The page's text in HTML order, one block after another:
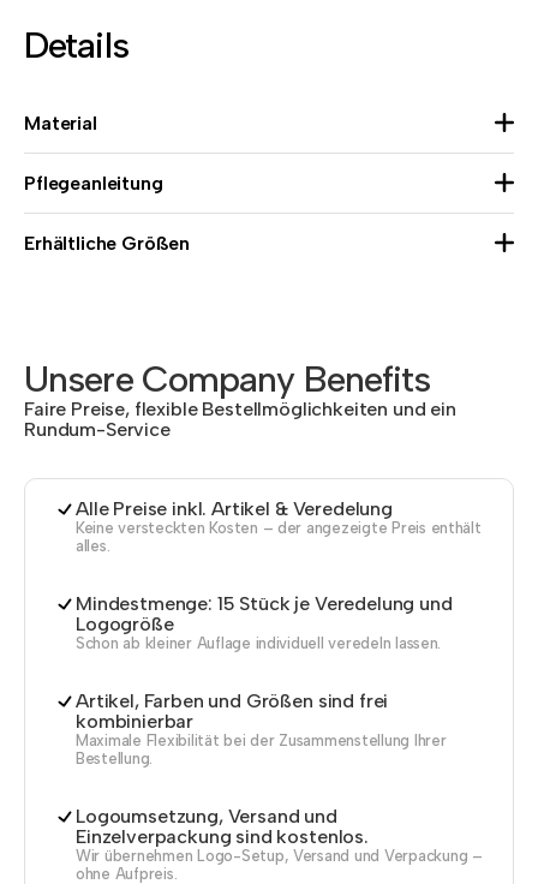
Details
Material
Pflegeanleitung
Erhältliche Größen
Unsere Company Benefits
Faire Preise, flexible Bestellmöglichkeiten und ein
Rundum-Service
Alle Preise inkl. Artikel & Veredelung
Keine versteckten Kosten – der angezeigte Preis enthält
alles.
Mindestmenge: 15 Stück je Veredelung und
Logogröße
Schon ab kleiner Auflage individuell veredeln lassen.
Artikel, Farben und Größen sind frei
kombinierbar
Maximale Flexibilität bei der Zusammenstellung Ihrer
Bestellung.
Logoumsetzung, Versand und
Einzelverpackung sind kostenlos.
Wir übernehmen Logo-Setup, Versand und Verpackung –
ohne Aufpreis.